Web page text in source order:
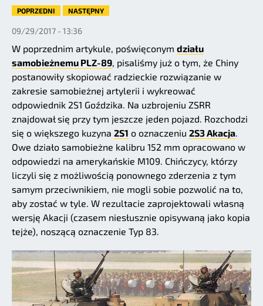
POPRZEDNI NASTĘPNY
09/29/2017 - 13:36
W poprzednim artykule, poświęconym działu
samobieżnemu PLZ-89, pisaliśmy już o tym, że Chiny
postanowiły skopiować radzieckie rozwiązanie w
zakresie samobieżnej artylerii i wykreować
odpowiednik 2S1 Goździka. Na uzbrojeniu ZSRR
znajdował się przy tym jeszcze jeden pojazd. Rozchodzi
się o większego kuzyna 2S1 o oznaczeniu 2S3 Akacja.
Owe działo samobieżne kalibru 152 mm opracowano w
odpowiedzi na amerykańskie M109. Chińczycy, którzy
liczyli się z możliwością ponownego zderzenia z tym
samym przeciwnikiem, nie mogli sobie pozwolić na to,
aby zostać w tyle. W rezultacie zaprojektowali własną
wersję Akacji (czasem niesłusznie opisywaną jako kopia
tejże), noszącą oznaczenie Typ 83.